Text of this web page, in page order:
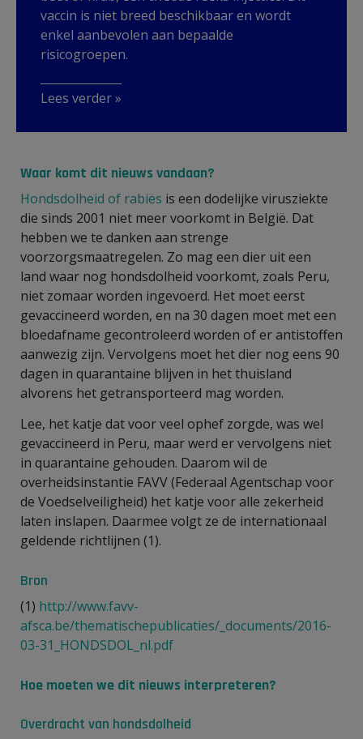
vaccin is niet breed beschikbaar en wordt
enkel aanbevolen aan bepaalde
risicogroepen.
Lees verder »
Waar komt dit nieuws vandaan?
Hondsdolheid of rabiës is een dodelijke virusziekte
die sinds 2001 niet meer voorkomt in België. Dat
hebben we te danken aan strenge
voorzorgsmaatregelen. Zo mag een dier uit een
land waar nog hondsdolheid voorkomt, zoals Peru,
niet zomaar worden ingevoerd. Het moet eerst
gevaccineerd worden, en na 30 dagen moet met een
bloedafname gecontroleerd worden of er antistoffen
aanwezig zijn. Vervolgens moet het dier nog eens 90
dagen in quarantaine blijven in het thuisland
alvorens het getransporteerd mag worden.
Lee, het katje dat voor veel ophef zorgde, was wel
gevaccineerd in Peru, maar werd er vervolgens niet
in quarantaine gehouden. Daarom wil de
overheidsinstantie FAVV (Federaal Agentschap voor
de Voedselveiligheid) het katje voor alle zekerheid
laten inslapen. Daarmee volgt ze de internationaal
geldende richtlijnen (1).
Bron
(1) http://www.favv-
afsca.be/thematischepublicaties/_documents/2016-
03-31_HONDSDOL_nl.pdf
Hoe moeten we dit nieuws interpreteren?
Overdracht van hondsdolheid